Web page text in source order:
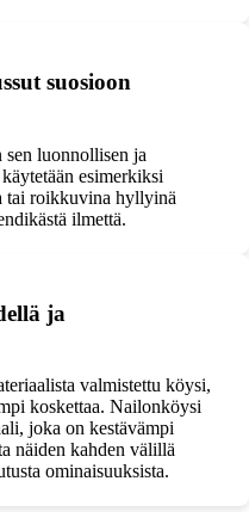
suosioon
sen luonnollisen ja
esimerkiksi
tai roikkuvina hyllyinä
ilmettä.
ja
valmistettu köysi,
koskettaa. Nailonköysi
joka on kestävämpi
näiden kahden välillä
ominaisuuksista.